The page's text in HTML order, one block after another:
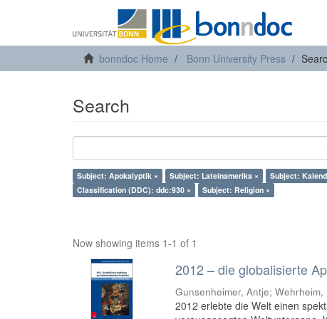
bonndoc Home Bonn University Press
Search
Subject: Apokalyptik × Subject: Lateinamerika × Subject:
Classification (DDC): ddc:930 ×
Subject: Religion ×
Now showing items 1-1 of 1
2012 – die globalisierte
Gunsenheimer, Antje;
2012 erlebte die Welt einen